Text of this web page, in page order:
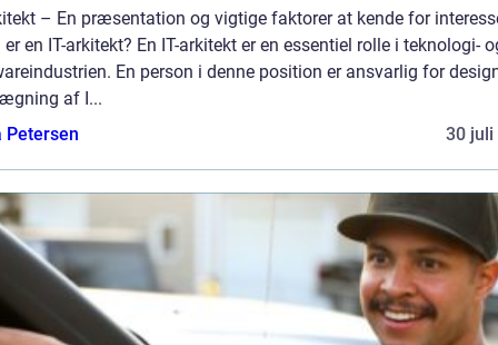
– En præsentation og vigtige faktorer at kende for
er en IT-arkitekt? En IT-arkitekt er en essentiel rolle i teknologi-
En person i denne position er ansvarlig for
af I...
Petersen
30 juli